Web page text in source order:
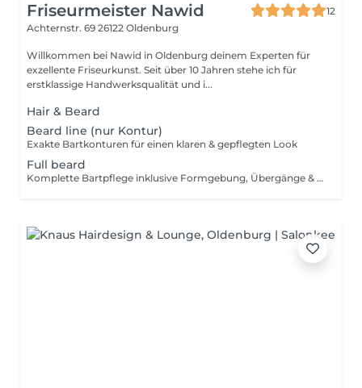
Friseurmeister Nawid
12
Achternstr. 69 26122 Oldenburg
Willkommen bei Nawid in Oldenburg deinem Experten für
exzellente Friseurkunst. Seit über 10 Jahren stehe ich für
erstklassige Handwerksqualität und i...
Hair & Beard
Beard line (nur Kontur)
Exakte Bartkonturen für einen klaren & gepflegten Look
Full beard
Komplette Bartpflege inklusive Formgebung, Übergänge & Konturen